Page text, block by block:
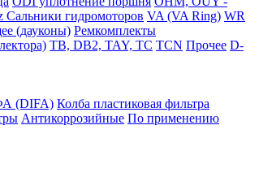
гидромоторов VA (VA Ring) WR
(дауконы) Ремкомплекты
TB, DB2, TAY, TC TCN Прочее D-
(DIFA) Колба пластиковая фильтра
Антикоррозийные По применению